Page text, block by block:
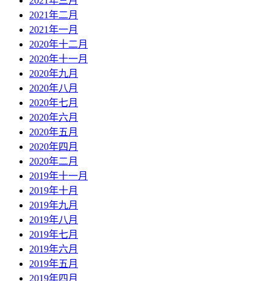
2021年二月
2021年一月
2020年十二月
2020年十一月
2020年九月
2020年八月
2020年七月
2020年六月
2020年五月
2020年四月
2020年二月
2019年十一月
2019年十月
2019年九月
2019年八月
2019年七月
2019年六月
2019年五月
2019年四月